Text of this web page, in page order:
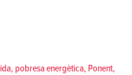
, pobresa energètica, Ponent,